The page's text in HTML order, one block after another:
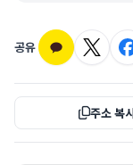
공유
주소 복